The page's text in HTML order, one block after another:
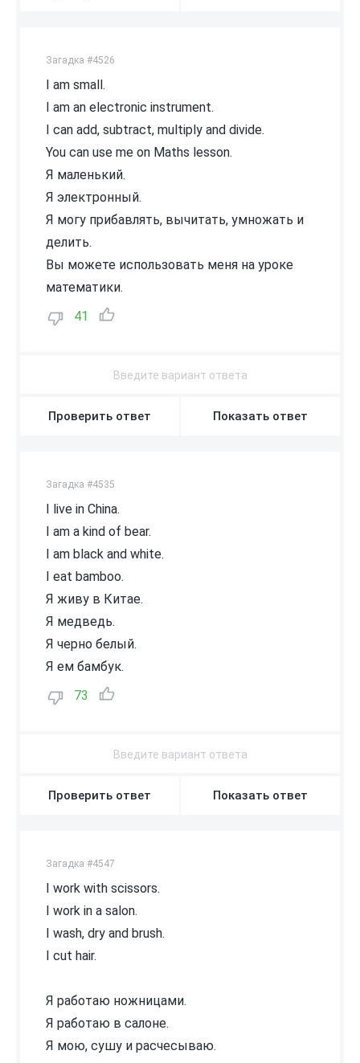
Загадка #4526
I am small.
I am an electronic instrument.
I can add, subtract, multiply and divide.
You can use me on Maths lesson.
Я маленький.
Я электронный.
Я могу прибавлять, вычитать, умножать и
делить.
Вы можете использовать меня на уроке
математики.
41
Проверить ответ Показать ответ
Загадка #4535
I live in China.
I am a kind of bear.
I am black and white.
I eat bamboo.
Я живу в Китае.
Я медведь.
Я черно белый.
Я ем бамбук.
73
Проверить ответ Показать ответ
Загадка #4547
I work with scissors.
I work in a salon.
I wash, dry and brush.
I cut hair.
Я работаю ножницами.
Я работаю в салоне.
Я мою, сушу и расчесываю.